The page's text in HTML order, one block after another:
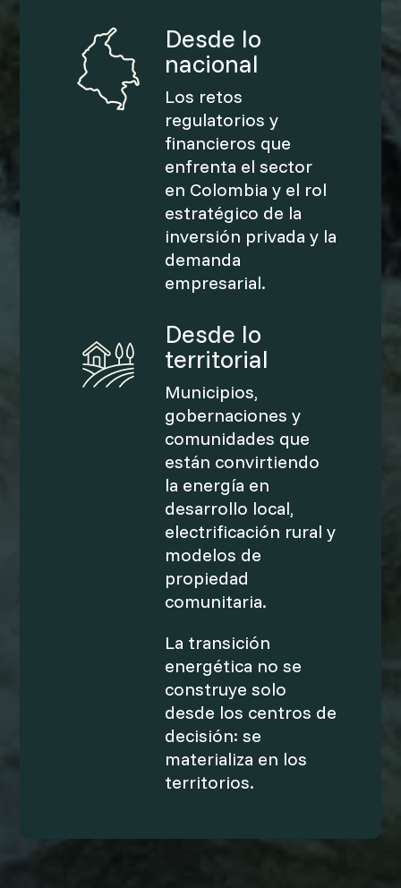
Desde lo
nacional
Los retos
regulatorios y
financieros que
enfrenta el sector
en Colombia y el rol
estratégico de la
inversión privada y la
demanda
empresarial.
Desde lo
territorial
Municipios,
gobernaciones y
comunidades que
están convirtiendo
la energía en
desarrollo local,
electrificación rural y
modelos de
propiedad
comunitaria.
La transición
energética no se
construye solo
desde los centros de
decisión: se
materializa en los
territorios.